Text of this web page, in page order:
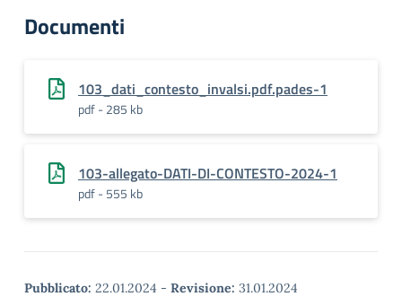
Documenti
103_dati_contesto_invalsi.pdf.pades-1
pdf - 285 kb
103-allegato-DATI-DI-CONTESTO-2024-1
pdf - 555 kb
Pubblicato: 22.01.2024 - Revisione: 31.01.2024